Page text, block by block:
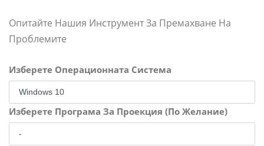
Опитайте Нашия Инструмент За Премахване На
Проблемите
Изберете Операционната Система
Изберете Програма За Проекция (По Желание)